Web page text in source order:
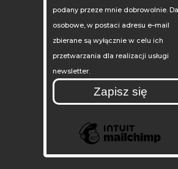
podany przeze mnie dobrowolnie.
osobowe, w postaci adresu e–mail
zbierane są wyłącznie w celu ich
przetwarzania dla realizacji usługi
newsletter.